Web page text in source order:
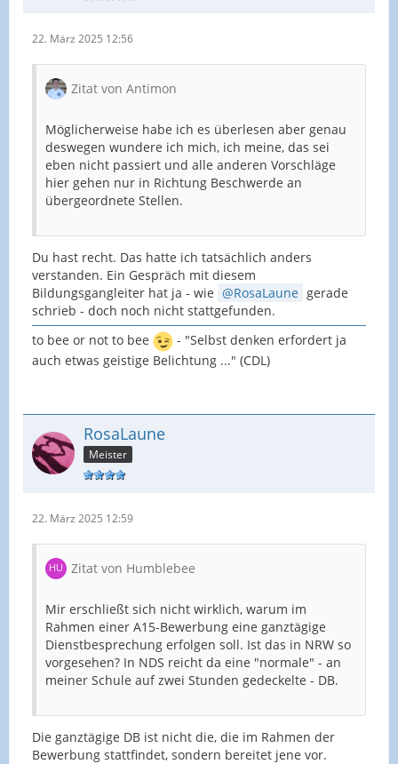
22. März 2025 12:56
Zitat von Antimon
Möglicherweise habe ich es überlesen aber genau
deswegen wundere ich mich, ich meine, das sei
eben nicht passiert und alle anderen Vorschläge
hier gehen nur in Richtung Beschwerde an
übergeordnete Stellen.
Du hast recht. Das hatte ich tatsächlich anders
verstanden. Ein Gespräch mit diesem
Bildungsgangleiter hat ja - wie
RosaLaune gerade
schrieb - doch noch nicht stattgefunden.
to bee or not to bee
- "Selbst denken erfordert ja
auch etwas geistige Belichtung ..." (CDL)
RosaLaune
Meister
22. März 2025 12:59
Zitat von Humblebee
Mir erschließt sich nicht wirklich, warum im
Rahmen einer A15-Bewerbung eine ganztägige
Dienstbesprechung erfolgen soll. Ist das in NRW so
vorgesehen? In NDS reicht da eine "normale" - an
meiner Schule auf zwei Stunden gedeckelte - DB.
Die ganztägige DB ist nicht die, die im Rahmen der
Bewerbung stattfindet, sondern bereitet jene vor.